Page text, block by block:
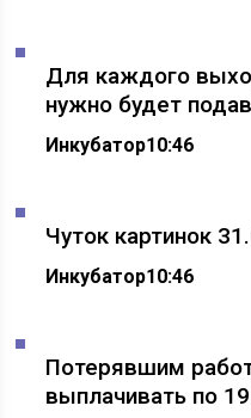
Для каждого
нужно будет
Инкубатор10:46
Чуток картинок
Инкубатор10:46
Потерявшим
выплачивать по